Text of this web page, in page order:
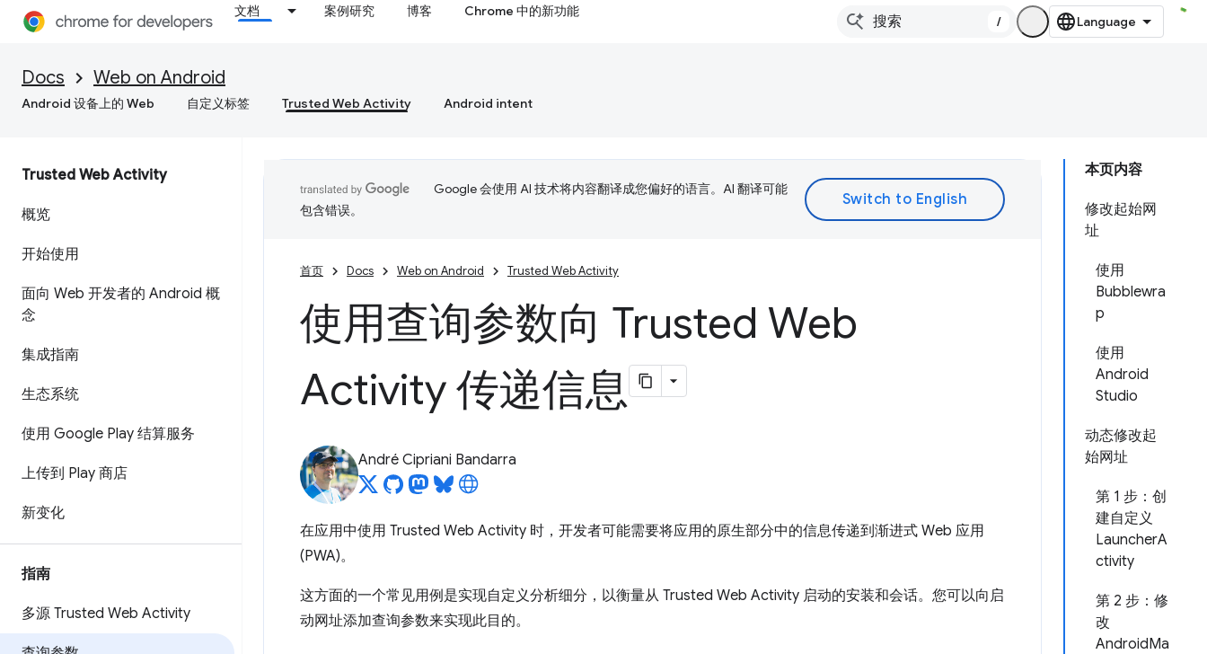
文档 案例研究 博客 Chrome 中的新功能
/
Docs Web on Android
Android 设备上的 Web 自定义标签 Trusted Web Activity Android intent
Trusted Web Activity
概览
开始使用
面向 Web 开发者的 Android 概
念
集成指南
生态系统
使用 Google Play 结算服务
上传到 Play 商店
新变化
指南
多源 Trusted Web Activity
本页内容
修改起始网
址
使用
Bubblewra
p
使用
Android
Studio
动态修改起
始网址
第 1 步：创
建自定义
LauncherA
ctivity
第 2 步：修
改
AndroidMa
Google 会使用 AI 技术将内容翻译成您偏好的语言。AI 翻译可能
包含错误。
首页 Docs Web on Android Trusted Web Activity
使用查询参数向 Trusted Web
Activity 传递信息
André Cipriani Bandarra
在应用中使用 Trusted Web Activity 时，开发者可能需要将应用的原生部分中的信息传递到渐进式 Web 应用
(PWA)。
这方面的一个常见用例是实现自定义分析细分，以衡量从 Trusted Web Activity 启动的安装和会话。您可以向启
动网址添加查询参数来实现此目的。